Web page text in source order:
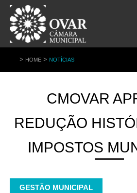
> HOME > NOTÍCIAS
CMOVAR
REDUÇÃO
IMPOSTOS
GESTÃO MUNICIPAL